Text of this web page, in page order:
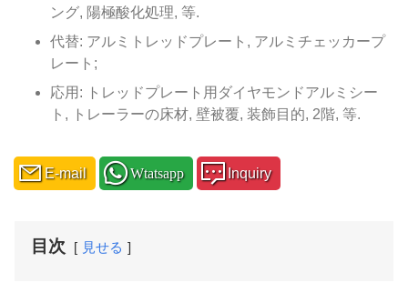
ング, 陽極酸化処理, 等.
代替: アルミトレッドプレート, アルミチェッカープ
レート;
応用: トレッドプレート用ダイヤモンドアルミシー
ト, トレーラーの床材, 壁被覆, 装飾目的, 2階, 等.
E-mail Wtatsapp Inquiry
目次 見せる